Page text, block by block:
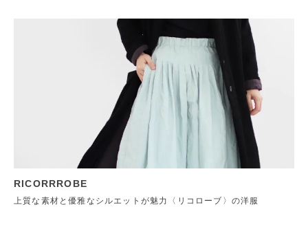
RICORRROBE
上質な素材と優雅なシルエットが魅力〈リコローブ〉の洋服